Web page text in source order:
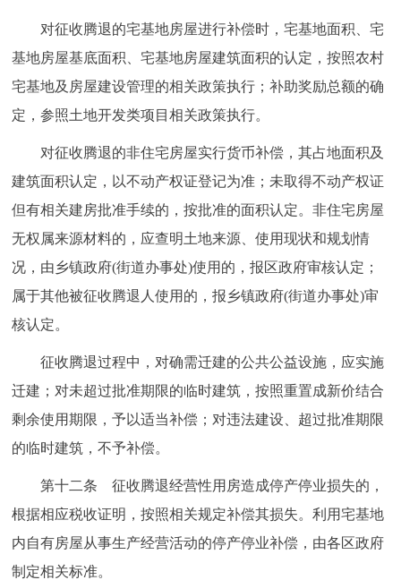
对征收腾退的宅基地房屋进行补偿时，宅基地面积、宅
基地房屋基底面积、宅基地房屋建筑面积的认定，按照农村
宅基地及房屋建设管理的相关政策执行；补助奖励总额的确
定，参照土地开发类项目相关政策执行。
对征收腾退的非住宅房屋实行货币补偿，其占地面积及
建筑面积认定，以不动产权证登记为准；未取得不动产权证
但有相关建房批准手续的，按批准的面积认定。非住宅房屋
无权属来源材料的，应查明土地来源、使用现状和规划情
况，由乡镇政府(街道办事处)使用的，报区政府审核认定；
属于其他被征收腾退人使用的，报乡镇政府(街道办事处)审
核认定。
征收腾退过程中，对确需迁建的公共公益设施，应实施
迁建；对未超过批准期限的临时建筑，按照重置成新价结合
剩余使用期限，予以适当补偿；对违法建设、超过批准期限
的临时建筑，不予补偿。
第十二条 征收腾退经营性用房造成停产停业损失的，
根据相应税收证明，按照相关规定补偿其损失。利用宅基地
内自有房屋从事生产经营活动的停产停业补偿，由各区政府
制定相关标准。